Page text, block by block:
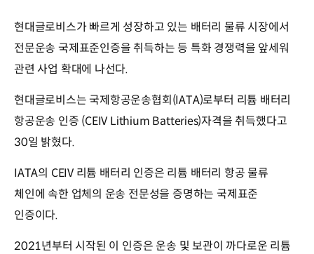
현대글로비스가 빠르게 성장하고 있는 배터리 물류 시장에서
전문운송 국제표준인증을 취득하는 등 특화 경쟁력을 앞세워
관련 사업 확대에 나선다.
현대글로비스는 국제항공운송협회(IATA)로부터 리튬 배터리
항공운송 인증 (CEIV Lithium Batteries)자격을 취득했다고
30일 밝혔다.
IATA의 CEIV 리튬 배터리 인증은 리튬 배터리 항공 물류
체인에 속한 업체의 운송 전문성을 증명하는 국제표준
인증이다.
2021년부터 시작된 이 인증은 운송 및 보관이 까다로운 리튬